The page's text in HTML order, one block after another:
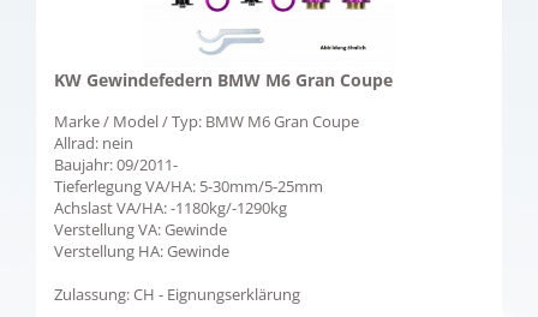
KW Gewindefedern BMW M6 Gran Coupe
Marke / Model / Typ: BMW M6 Gran Coupe
Allrad: nein
Baujahr: 09/2011-
Tieferlegung VA/HA: 5-30mm/5-25mm
Achslast VA/HA: -1180kg/-1290kg
Verstellung VA: Gewinde
Verstellung HA: Gewinde
Zulassung: CH - Eignungserklärung